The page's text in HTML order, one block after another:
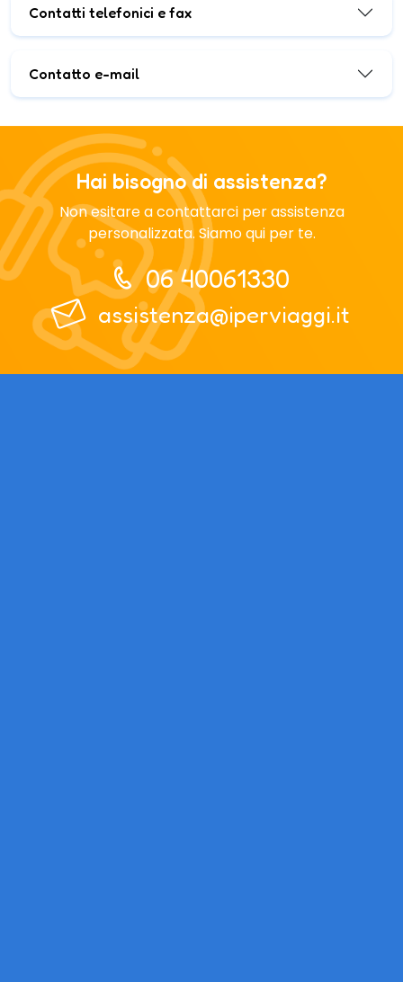
Contatti telefonici e fax
Contatto e-mail
Hai bisogno di assistenza?
Non esitare a contattarci per assistenza
personalizzata. Siamo qui per te.
06 40061330
assistenza@iperviaggi.it